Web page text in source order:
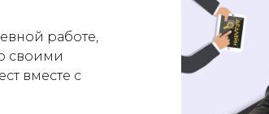
работе,
своими
вместе с